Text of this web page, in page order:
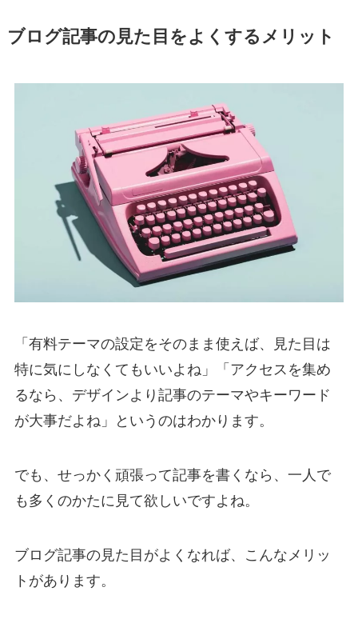
ブログ記事の見た目をよくするメリット
「有料テーマの設定をそのまま使えば、見た目は
特に気にしなくてもいいよね」「アクセスを集め
るなら、デザインより記事のテーマやキーワード
が大事だよね」というのはわかります。
でも、せっかく頑張って記事を書くなら、一人で
も多くのかたに見て欲しいですよね。
ブログ記事の見た目がよくなれば、こんなメリッ
トがあります。